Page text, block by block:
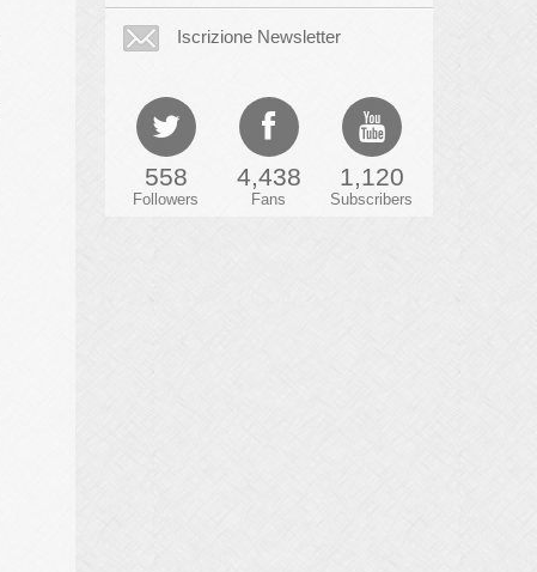
Iscrizione Newsletter
558
Followers
4,438
Fans
1,120
Subscribers